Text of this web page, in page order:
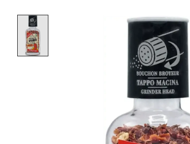
Product image slideshow Items